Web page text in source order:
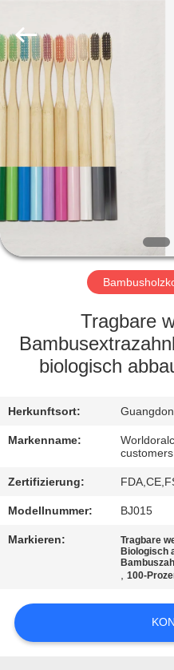
HAUS
PRODUKTE
VIDEOS
ÜBER
UNS
FABRIK-
AUSFLUG
TRETEN
MIT
UNS
IN
VERBINDUNG
FORDERN
SIE
CENTER.
All
Rights
Reserved.
Tragbare
biologisch
Herkunftsort:
Markenname:
Zertifizierung:
Modellnummer: BJ015
Markieren: Tragbare
Biologisch
,100-